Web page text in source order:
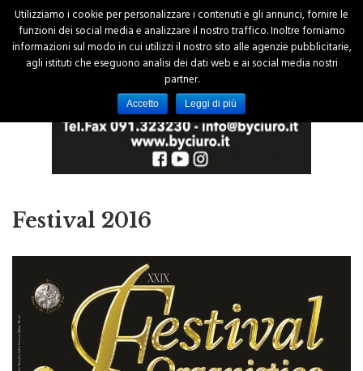
Utilizziamo i cookie per personalizzare i contenuti e gli annunci, fornire le
funzioni dei social media e analizzare il nostro traffico. Inoltre forniamo
informazioni sul modo in cui utilizzi il nostro sito alle agenzie pubblicitarie,
agli istituti che eseguono analisi dei dati web e ai social media nostri
partner.
Accetto Leggi di più